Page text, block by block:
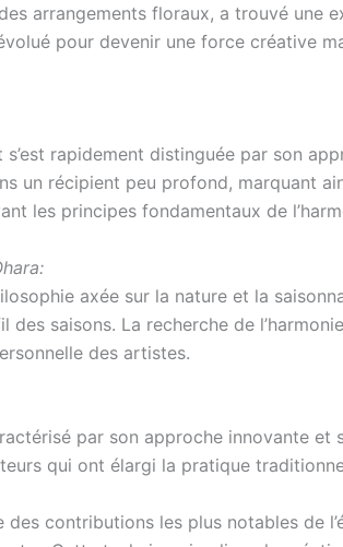
arrangements floraux, a trouvé une
pour devenir une force créative
s’est rapidement distinguée par son
un récipient peu profond, marquant
les principes fondamentaux de
axée sur la nature et la
des saisons. La recherche de
des artistes.
par son approche innovante
qui ont élargi la pratique
des contributions les plus notables de